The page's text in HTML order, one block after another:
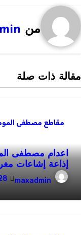
من
مقالة ذات صلة
مقاطع مصطفى
اعدام مصطفى
إذاعة إشاعات
maxadmin 28 أبريل،